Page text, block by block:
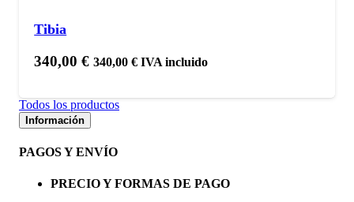
Tibia
340,00€ 340,00€ IVA incluido
Todos los productos
Información
PAGOS Y ENVÍO
PRECIO Y FORMAS DE PAGO